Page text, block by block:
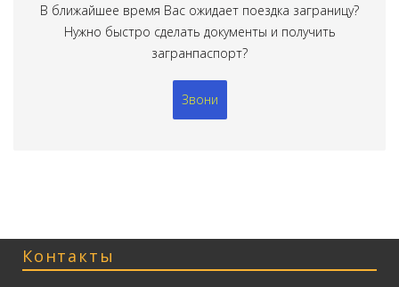
В ближайшее время Вас ожидает поездка заграницу?
Нужно быстро сделать документы и получить
загранпаспорт?
Звони
Контакты